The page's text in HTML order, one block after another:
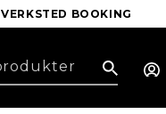
VERKSTED BOOKING
Search